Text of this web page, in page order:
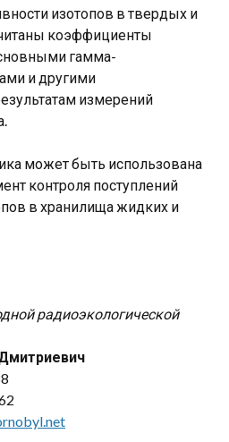
изотопов в твердых и
коэффициенты
гамма-
и другими
измерений
может быть использована
контроля поступлений
в хранилища жидких и
радиоэкологической